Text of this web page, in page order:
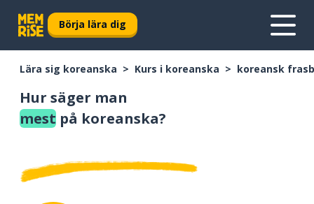
Börja lära dig
Lära sig koreanska Kurs i koreanska koreansk
Hur säger man
mest på koreanska?